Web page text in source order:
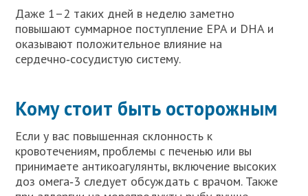
Даже 1–2 таких дней в неделю заметно
повышают суммарное поступление EPA и DHA и
оказывают положительное влияние на
сердечно‑сосудистую систему.
Кому стоит быть осторожным
Если у вас повышенная склонность к
кровотечениям, проблемы с печенью или вы
принимаете антикоагулянты, включение высоких
доз омега‑3 следует обсуждать с врачом. Также